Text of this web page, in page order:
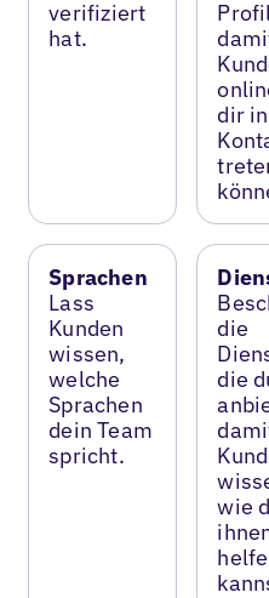
verifiziert
hat.
dir in
Sprachen
Lass
Kunden
wissen,
welche
Sprachen
dein Team
spricht.
die
die
wie